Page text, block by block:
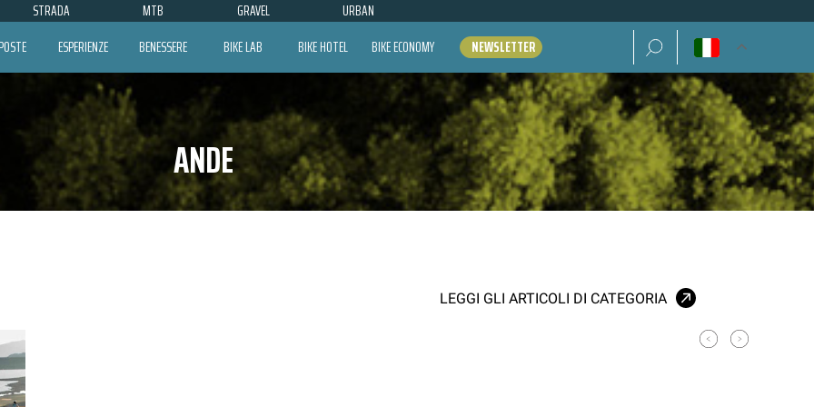
STRADA MTB GRAVEL URBAN
ESPERIENZE BENESSERE BIKE LAB BIKE HOTEL BIKE ECONOMY NEWSLETTER Ricerca per:
ANDE
LEGGI GLI ARTICOLI DI CATEGORIA